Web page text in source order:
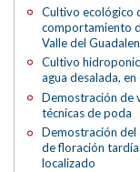
Cultivo ecológico
comportamiento
Valle del
Cultivo
agua desalada,
Demostración de
técnicas de poda
Demostración
de floración
localizado